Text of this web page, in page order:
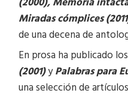
Miradas cómplices
de una decena de
En prosa ha publicado
(2001)yPalabras para
una selección de